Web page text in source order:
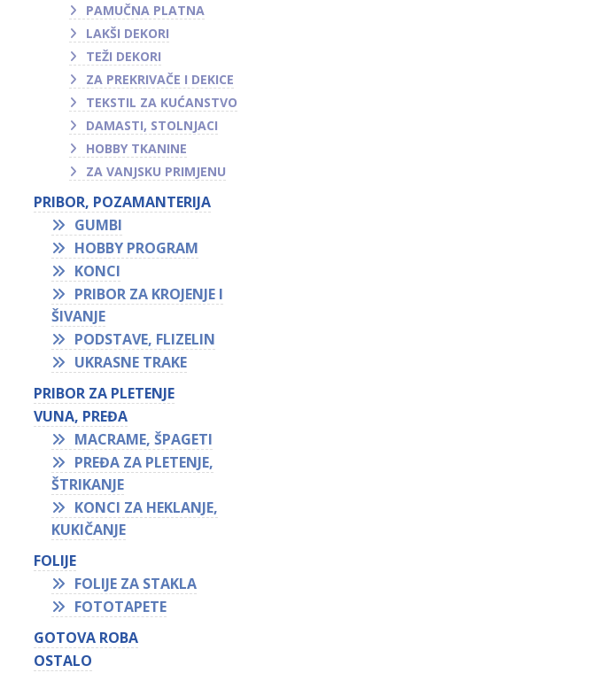
PAMUČNA PLATNA
LAKŠI DEKORI
TEŽI DEKORI
ZA PREKRIVAČE I DEKICE
TEKSTIL ZA KUĆANSTVO
DAMASTI, STOLNJACI
HOBBY TKANINE
ZA VANJSKU PRIMJENU
PRIBOR, POZAMANTERIJA
GUMBI
HOBBY PROGRAM
KONCI
PRIBOR ZA KROJENJE I
ŠIVANJE
PODSTAVE, FLIZELIN
UKRASNE TRAKE
PRIBOR ZA PLETENJE
VUNA, PREĐA
MACRAME, ŠPAGETI
PREĐA ZA PLETENJE,
ŠTRIKANJE
KONCI ZA HEKLANJE,
KUKIČANJE
FOLIJE
FOLIJE ZA STAKLA
FOTOTAPETE
GOTOVA ROBA
OSTALO